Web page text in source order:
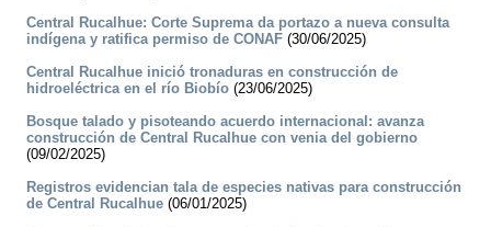
Central Rucalhue: Corte Suprema da portazo a nueva consulta
indígena y ratifica permiso de CONAF (30/06/2025)
Central Rucalhue inició tronaduras en construcción de
hidroeléctrica en el río Biobío (23/06/2025)
Bosque talado y pisoteando acuerdo internacional: avanza
construcción de Central Rucalhue con venia del gobierno
(09/02/2025)
Registros evidencian tala de especies nativas para construcción
de Central Rucalhue (06/01/2025)